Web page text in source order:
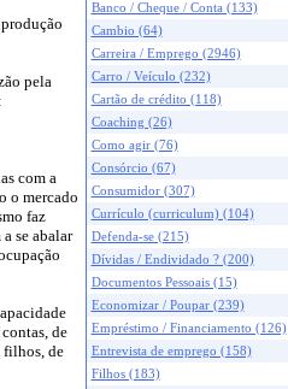
Banco / Cheque / Conta (133)
Cambio (64)
Carreira / Emprego (2946)
Carro / Veículo (232)
Cartão de crédito (118)
Coaching (26)
Como agir (76)
Consórcio (67)
Consumidor (307)
Currículo (curriculum) (104)
Defenda-se (215)
Dívidas / Endividado ? (200)
Documentos Pessoais (15)
Economizar / Poupar (239)
Empréstimo / Financiamento (126)
Entrevista de emprego (158)
Filhos (183)
pela
com a
o mercado
faz
se abalar
de
filhos, de